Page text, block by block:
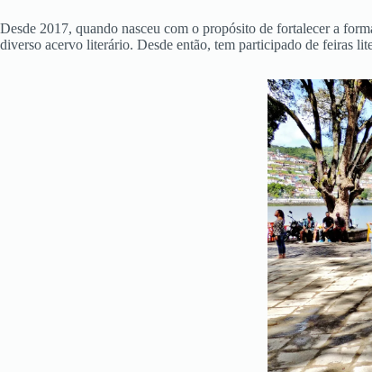
Desde 2017, quando nasceu com o propósito de fortalecer a
diverso acervo literário. Desde então, tem participado de feiras